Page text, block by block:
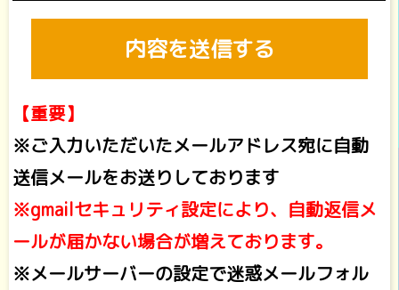
【重要】
※ご入力いただいたメールアドレス宛に自動
送信メールをお送りしております
※gmailセキュリティ設定により、自動返信メ
ールが届かない場合が増えております。
※メールサーバーの設定で迷惑メールフォル